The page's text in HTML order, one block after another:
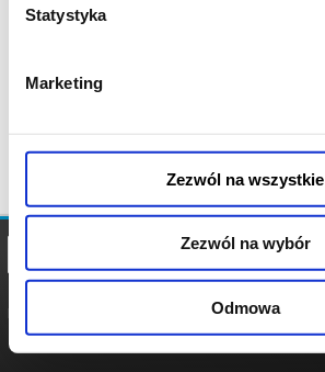
Statystyka
Marketing
Zezwól na wszystkie
Zezwól na wybór
Odmowa
POLITYKA